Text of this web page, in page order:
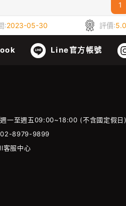
1
:2023-05-30 評價:
Line官方帳號
一至週五09:00~18:00 (不含國定假日)
02-8979-9899
客服中心